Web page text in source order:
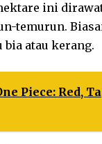
ini
temurun.
atau kerang.
Piece: Red,